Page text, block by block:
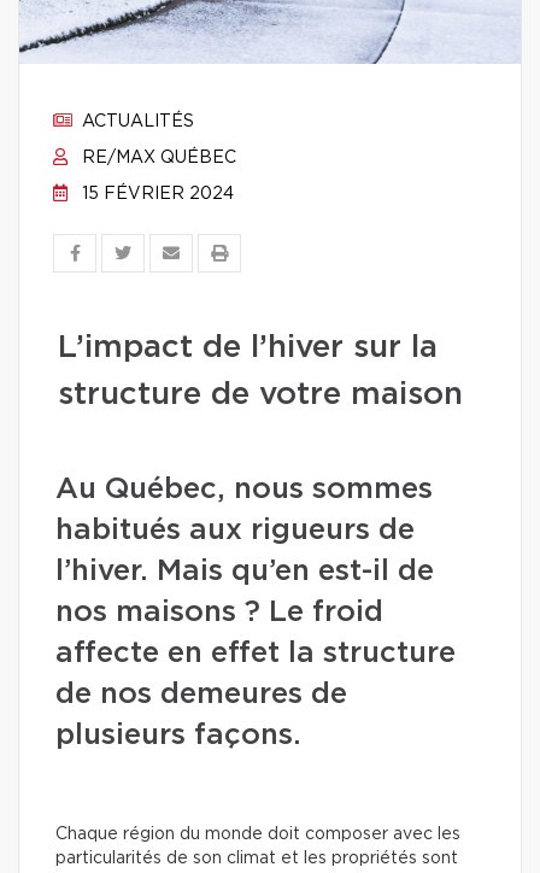
ACTUALITÉS
RE/MAX QUÉBEC
15 FÉVRIER 2024
L’impact de l’hiver sur la
structure de votre maison
Au Québec, nous sommes
habitués aux rigueurs de
l’hiver. Mais qu’en est-il de
nos maisons ? Le froid
affecte en effet la structure
de nos demeures de
plusieurs façons.
Chaque région du monde doit composer avec les
particularités de son climat et les propriétés sont